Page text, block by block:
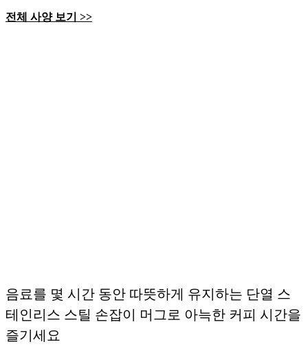
전체 사양 보기 >>
음료를 몇 시간 동안 따뜻하게 유지하는 단열 스
테인리스 스틸 손잡이 머그로 아늑한 커피 시간을
즐기세요